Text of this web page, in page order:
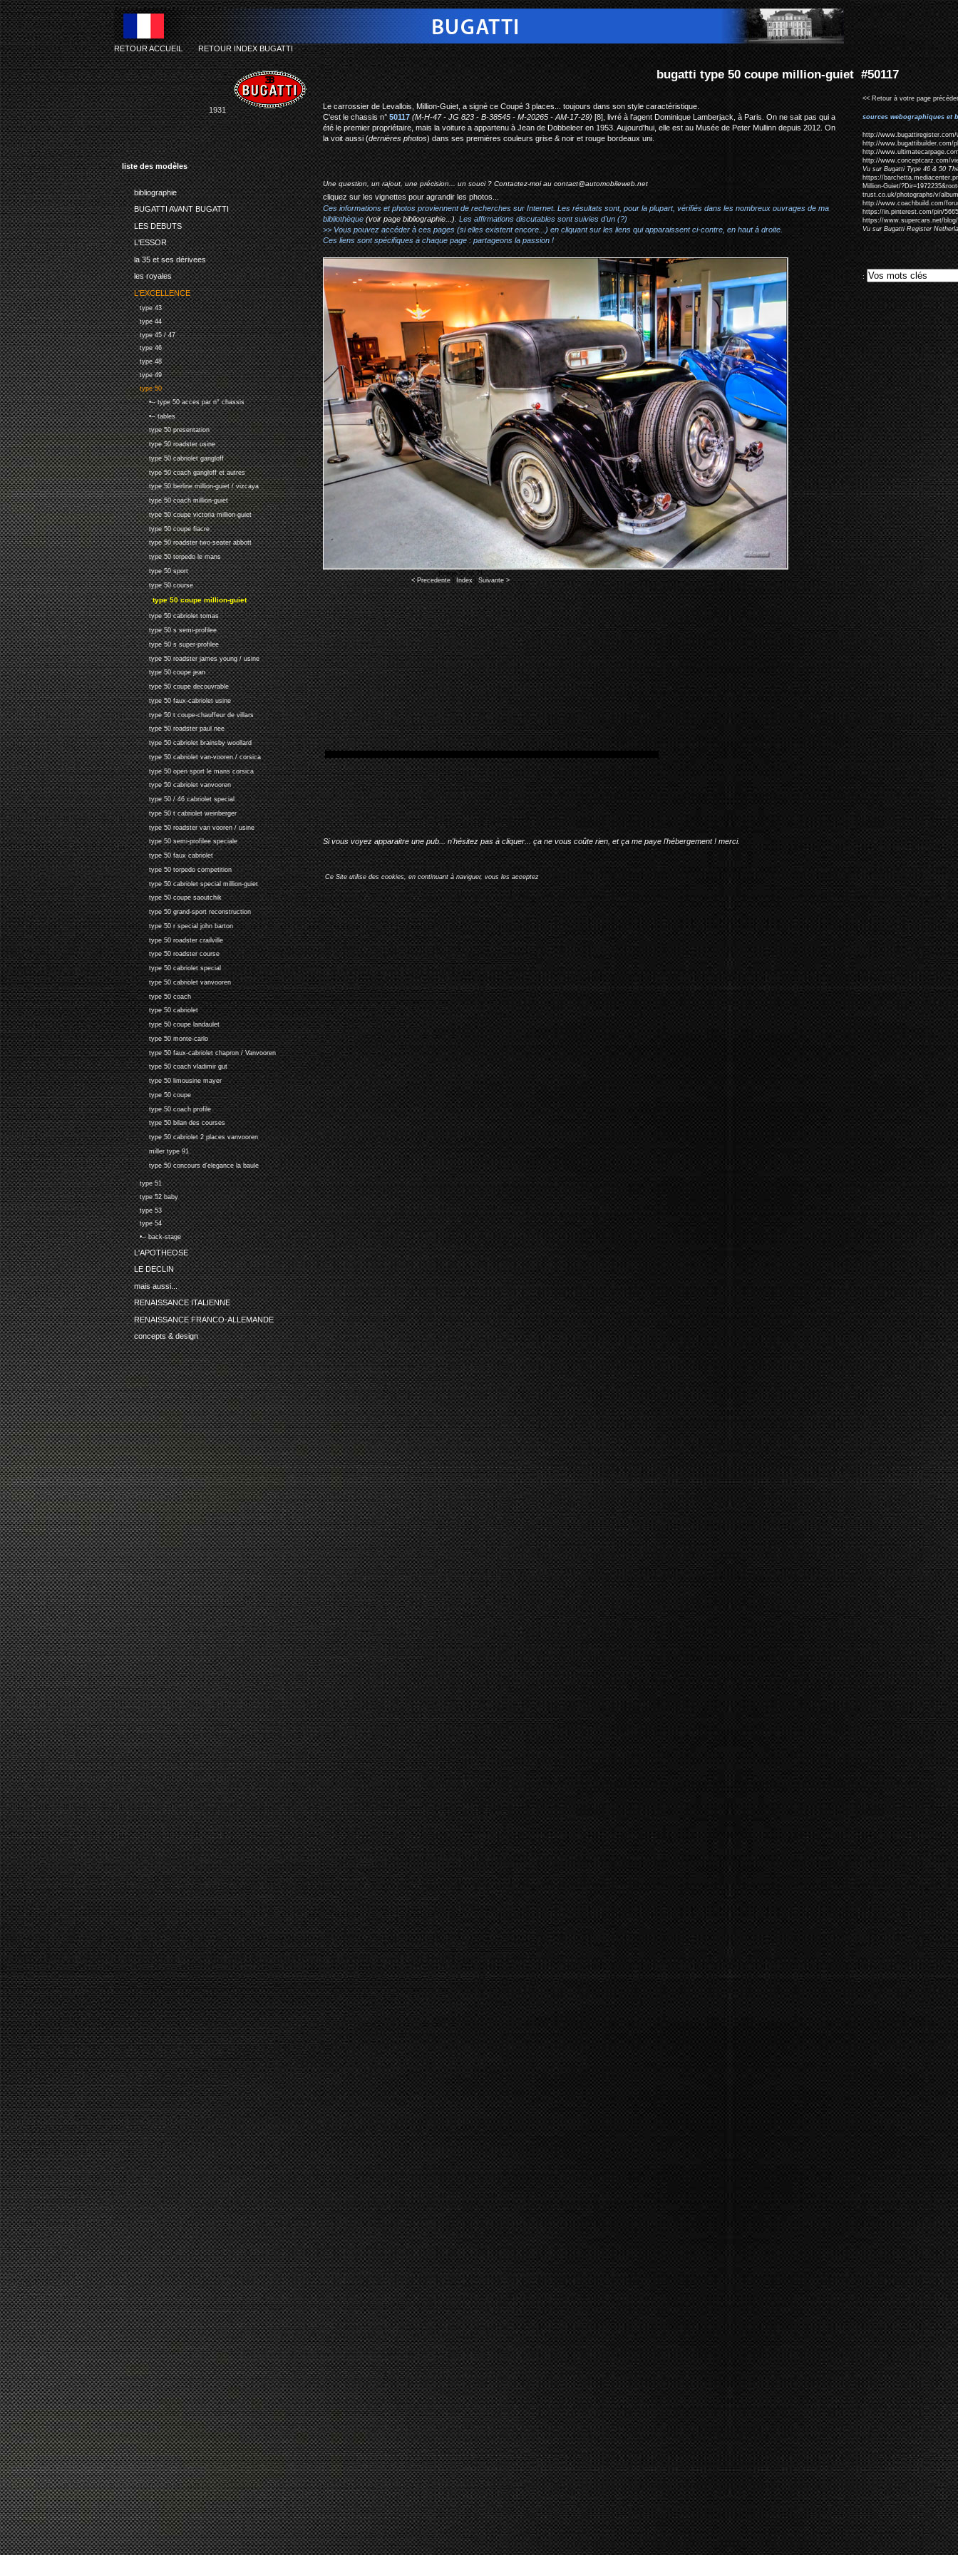
liste des modèles
bibliographie
BUGATTI AVANT BUGATTI
LES DEBUTS
L'ESSOR
la 35 et ses dérivees
les royales
L'EXCELLENCE
type 43
type 44
type 45 / 47
type 46
type 48
type 49
type 50
•-- type 50 acces par n° chassis
•-- tables
type 50 presentation
type 50 roadster usine
type 50 cabriolet gangloff
type 50 coach gangloff et autres
type 50 berline million-guiet / vizcaya
type 50 coach million-guiet
type 50 coupe victoria million-guiet
type 50 coupe fiacre
type 50 roadster two-seater abbott
type 50 torpedo le mans
type 50 sport
type 50 course
type 50 coupe million-guiet
type 50 cabriolet tomas
type 50 s semi-profilee
type 50 s super-profilee
type 50 roadster james young / usine
type 50 coupe jean
type 50 coupe decouvrable
type 50 faux-cabriolet usine
type 50 t coupe-chauffeur de villars
type 50 roadster paul nee
type 50 cabriolet brainsby woollard
type 50 cabriolet van-vooren / corsica
type 50 open sport le mans corsica
type 50 cabriolet vanvooren
type 50 / 46 cabriolet special
type 50 t cabriolet weinberger
type 50 roadster van vooren / usine
type 50 semi-profilee speciale
type 50 faux cabriolet
type 50 torpedo competition
type 50 cabriolet special million-guiet
type 50 coupe saoutchik
type 50 grand-sport reconstruction
type 50 r special john barton
type 50 roadster crailville
type 50 roadster course
type 50 cabriolet special
type 50 cabriolet vanvooren
type 50 coach
type 50 cabriolet
type 50 coupe landaulet
type 50 monte-carlo
type 50 faux-cabriolet chapron / Vanvooren
type 50 coach vladimir gut
type 50 limousine mayer
type 50 coupe
type 50 coach profile
type 50 bilan des courses
type 50 cabriolet 2 places vanvooren
miller type 91
type 50 concours d'elegance la baule
type 51
type 52 baby
type 53
type 54
•-- back-stage
L'APOTHEOSE
LE DECLIN
mais aussi...
RENAISSANCE ITALIENNE
RENAISSANCE FRANCO-ALLEMANDE
concepts & design
bugatti type 50 coupe million-guiet #50117
RETOUR ACCUEIL-RETOUR INDEX BUGATTI
1931
Le carrossier de Levallois, Million-Guiet, a signé ce Coupé 3 places... toujours dans son style caractéristique.
C'est le chassis n°50117 (M-H-47 - JG 823 - B-38545 - M-20265 - AM-17-29)[8], livré à l'agent Dominique Lamberjack, à Paris. On ne sait pas qui a
été le premier propriétaire, mais la voiture a appartenu à Jean de Dobbeleer en 1953. Aujourd'hui, elle est au Musée de Peter Mullinn depuis 2012. On
la voit aussi (dernières photos) dans ses premières couleurs grise & noir et rouge bordeaux uni.
Une question, un rajout, une précision... un souci ? Contactez-moi aucontact@automobileweb.net
cliquez sur les vignettes pour agrandir les photos...
Ces informations et photos proviennent de recherches sur Internet. Les résultats sont, pour la plupart, vérifiés dans les nombreux ouvrages de ma
bibliothèque(voir page bibliographie...). Les affirmations discutables sont suivies d'un (?)
>> Vous pouvez accéder à ces pages (si elles existent encore...) en cliquant sur les liens qui apparaissent ci-contre, en haut à droite.
Ces liens sont spécifiques à chaque page : partageons la passion !
Image 55 of 71
< Precedente|Index|Suivante >
Si vous voyez apparaitre une pub... n'hésitez pas à cliquer... ça ne vous coûte rien, et ça me paye l'hébergement ! merci.
Ce Site utilise des cookies, en continuant à naviguer, vous les acceptez
<< Retour à votre page
sources webographiques et
http://www.bugattiregister.com/
http://www.bugattibuilder.com/
http://
http://www.conceptcarz.com/
Vu sur Bugatti Type 46 & 50
https://
Million-Guiet/
trust.co.uk/photographs/v/
http://www.coachbuild.com/
https://in.pinterest.com/pin/
https://www.supercars.net/
Vu sur Bugatti Register
: